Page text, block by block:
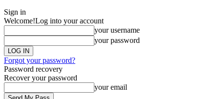
Sign in
Welcome!Log into your account
your username
your password
Forgot your password?
Password recovery
Recover your password
your email